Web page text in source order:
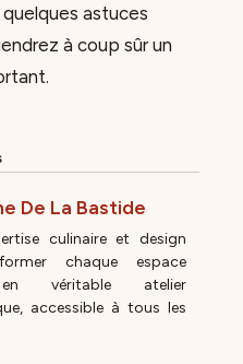
astuces
à coup sûr un
De La Bastide
culinaire et design
chaque espace
véritable atelier
accessible à tous les